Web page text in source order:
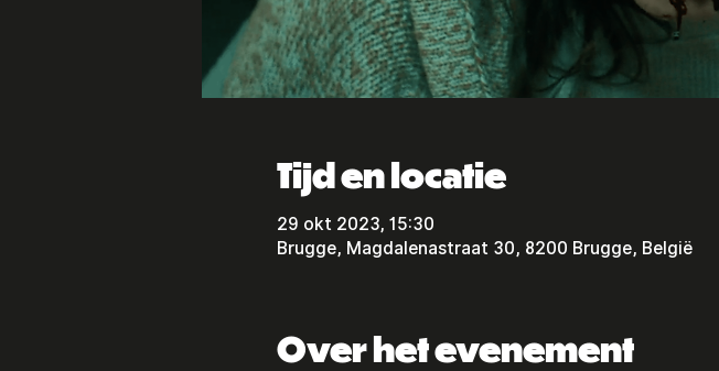
Tijd en locatie
29 okt 2023, 15:30
Brugge, Magdalenastraat 30, 8200 Brugge, België
Over het evenement